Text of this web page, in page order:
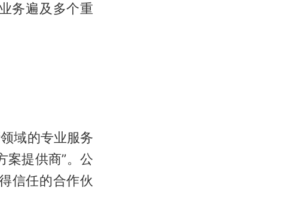
务遍及多个重
域的专业服务
案提供商”。公
信任的合作伙